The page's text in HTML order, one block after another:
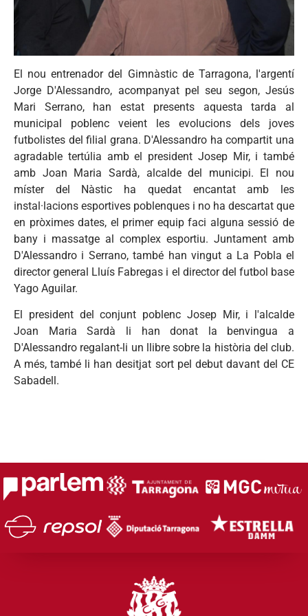
El nou entrenador del Gimnàstic de Tarragona, l'argentí
Jorge D'Alessandro, acompanyat pel seu segon, Jesús
Mari Serrano, han estat presents aquesta tarda al
municipal poblenc veient les evolucions dels joves
futbolistes del filial grana. D'Alessandro ha compartit una
agradable tertúlia amb el president Josep Mir, i també
amb Joan Maria Sardà, alcalde del municipi. El nou
míster del Nàstic ha quedat encantat amb les
instal·lacions esportives poblenques i no ha descartat que
en pròximes dates, el primer equip faci alguna sessió de
bany i massatge al complex esportiu. Juntament amb
D'Alessandro i Serrano, també han vingut a La Pobla el
director general Lluís Fabregas i el director del futbol base
Yago Aguilar.
El president del conjunt poblenc Josep Mir, i l'alcalde
Joan Maria Sardà li han donat la benvingua a
D'Alessandro regalant-li un llibre sobre la història del club.
A més, també li han desitjat sort pel debut davant del CE
Sabadell.